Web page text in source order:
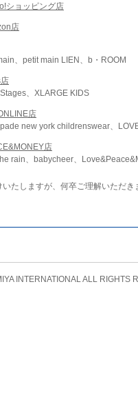
ショッピング店
店
、petit main LIEN、b・ROOM
、XLARGE KIDS
店
new york childrenswear、
店
rain、babycheer、
たしますが、何卒ご理解いただき